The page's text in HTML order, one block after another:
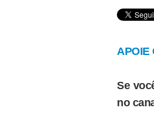
APOIE
Se
no